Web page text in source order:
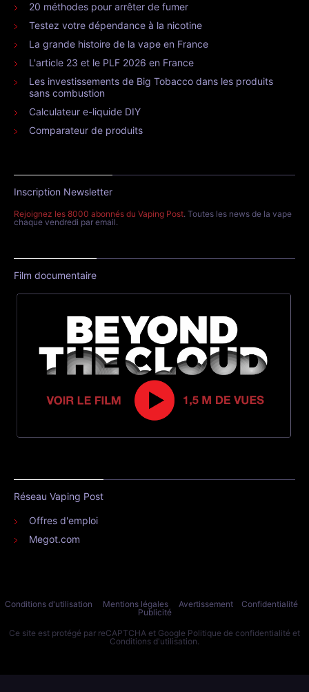
20 méthodes pour arrêter de fumer
Testez votre dépendance à la nicotine
La grande histoire de la vape en France
L'article 23 et le PLF 2026 en France
Les investissements de Big Tobacco dans les produits
sans combustion
Calculateur e-liquide DIY
Comparateur de produits
Inscription Newsletter
Rejoignez les 8000 abonnés du Vaping Post. Toutes les news de la vape
chaque vendredi par email.
Film documentaire
Réseau Vaping Post
Offres d'emploi
Megot.com
Conditions d'utilisation Mentions légales Avertissement
Confidentialité
Publicité
Ce site est protégé par reCAPTCHA et Google Politique de confidentialité et
Conditions d'utilisation.